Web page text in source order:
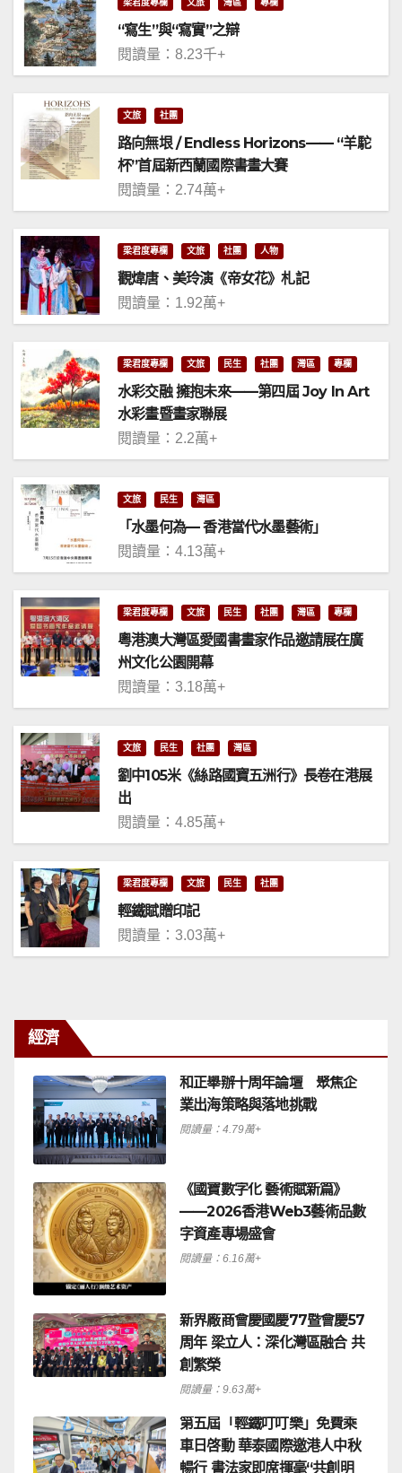
梁君度專欄 文旅 灣區 專欄
“寫生”與“寫實”之辯
閱讀量：8.23千+
文旅 社團
路向無垠 / Endless Horizons—— “羊駝
杯”首屆新西蘭國際書畫大賽
閱讀量：2.74萬+
梁君度專欄 文旅 社團 人物
觀煒唐、美玲演《帝女花》札記
閱讀量：1.92萬+
梁君度專欄 文旅 民生 社團 灣區 專欄
水彩交融 擁抱未來——第四屆 Joy In Art
水彩畫暨畫家聯展
閱讀量：2.2萬+
文旅 民生 灣區
「水墨何為— 香港當代水墨藝術」
閱讀量：4.13萬+
梁君度專欄 文旅 民生 社團 灣區 專欄
粵港澳大灣區愛國書畫家作品邀請展在廣
州文化公園開幕
閱讀量：3.18萬+
文旅 民生 社團 灣區
劉中105米《絲路國寶五洲行》長卷在港展
出
閱讀量：4.85萬+
梁君度專欄 文旅 民生 社團
輕鐵賦贈印記
閱讀量：3.03萬+
經濟
和正舉辦十周年論壇 聚焦企
業出海策略與落地挑戰
閱讀量：4.79萬+
《國寶數字化 藝術賦新篇》
——2026香港Web3藝術品數
字資產專場盛會
閱讀量：6.16萬+
新界廠商會慶國慶77暨會慶57
周年 梁立人：深化灣區融合 共
創繁榮
閱讀量：9.63萬+
第五屆「輕鐵叮叮樂」免費乘
車日啓動 華泰國際邀港人中秋
暢行 書法家即席揮毫“共創明